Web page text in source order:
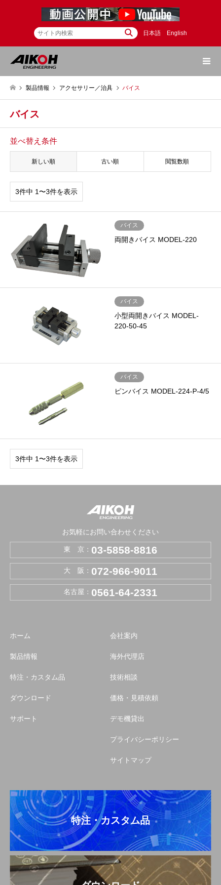
日本語 English
製品情報 アクセサリー／治具 バイス
バイス
並べ替え条件
新しい順 古い順 閲覧数順
3件中 1〜3件を表示
バイス
両開きバイス MODEL-220
バイス
小型両開きバイス MODEL-
220-50-45
バイス
ピンバイス MODEL-224-P-4/5
3件中 1〜3件を表示
お気軽にお問い合わせください
東 京： 03-5858-8816
大 阪： 072-966-9011
名古屋： 0561-64-2331
ホーム
製品情報
特注・カスタム品
ダウンロード
サポート
会社案内
海外代理店
技術相談
価格・見積依頼
デモ機貸出
プライバシーポリシー
サイトマップ
特注・カスタム品